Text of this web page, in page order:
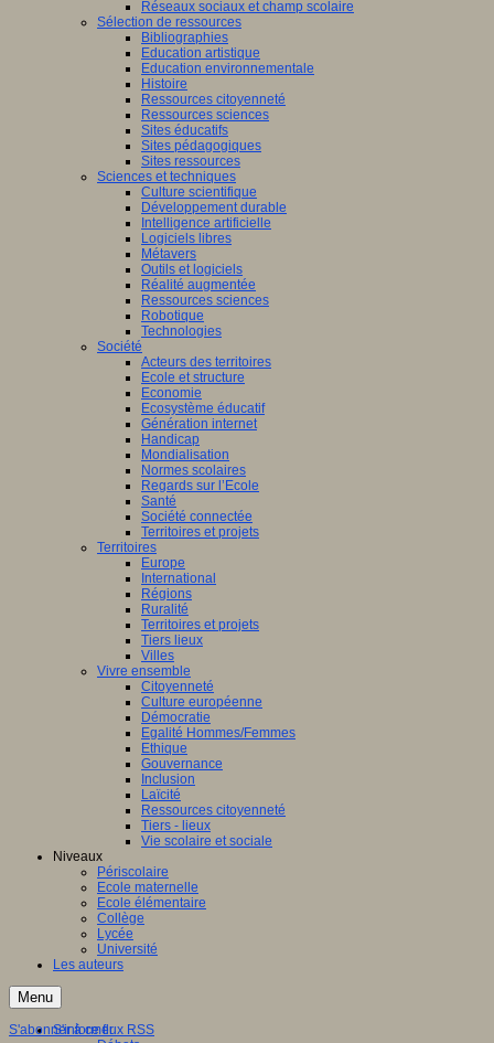
Réseaux sociaux et champ scolaire
Sélection de ressources
Bibliographies
Education artistique
Education environnementale
Histoire
Ressources citoyenneté
Ressources sciences
Sites éducatifs
Sites pédagogiques
Sites ressources
Sciences et techniques
Culture scientifique
Développement durable
Intelligence artificielle
Logiciels libres
Métavers
Outils et logiciels
Réalité augmentée
Ressources sciences
Robotique
Technologies
Société
Acteurs des territoires
Ecole et structure
Economie
Ecosystème éducatif
Génération internet
Handicap
Mondialisation
Normes scolaires
Regards sur l’Ecole
Santé
Société connectée
Territoires et projets
Territoires
Europe
International
Régions
Ruralité
Territoires et projets
Tiers lieux
Villes
Vivre ensemble
Citoyenneté
Culture européenne
Démocratie
Egalité Hommes/Femmes
Ethique
Gouvernance
Inclusion
Laïcité
Ressources citoyenneté
Tiers - lieux
Vie scolaire et sociale
Niveaux
Périscolaire
Ecole maternelle
Ecole élémentaire
Collège
Lycée
Université
Les auteurs
Menu
S'informer
S'abonner à ce flux RSS